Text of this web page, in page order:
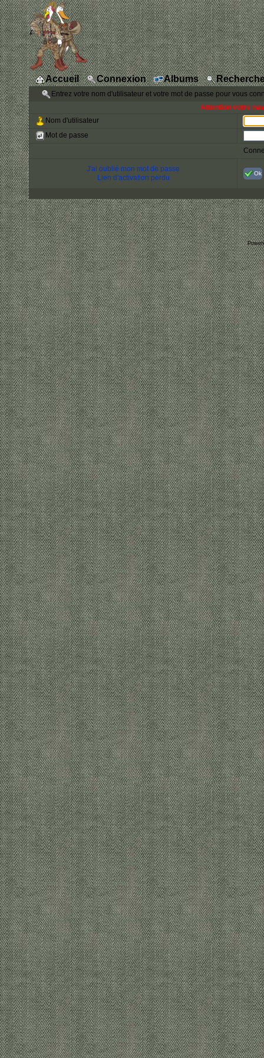
Accueil Connexion Albums
Entrez votre nom d'utilisateur et votre mot de passe pour vous
Attention votre
Nom d'utilisateur
Mot de passe
J'ai oublié mon mot de passe
Lien d'activation perdu
Ok